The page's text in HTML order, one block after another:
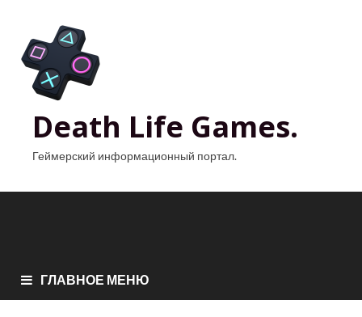
Death Life Games.
Геймерский информационный портал.
ГЛАВНОЕ МЕНЮ